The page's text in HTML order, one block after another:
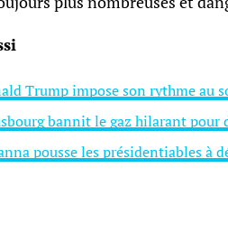
Trump impose son rythme au
bannit le gaz hilarant pour
pousse les présidentiables à